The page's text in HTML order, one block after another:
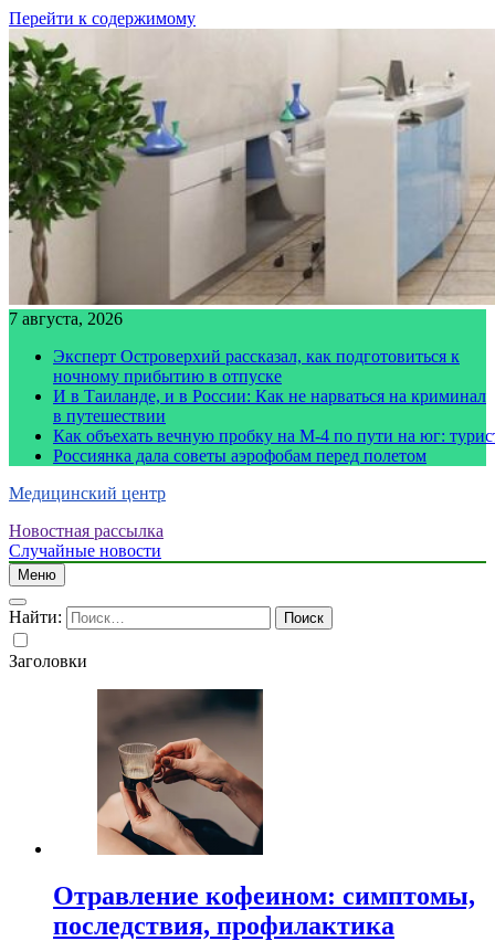
Перейти к содержимому
7 августа, 2026
Эксперт Островерхий рассказал, как подготовиться к
ночному прибытию в отпуске
И в Таиланде, и в России: Как не нарваться на криминал
в путешествии
Как объехать вечную пробку на М-4 по пути на юг:
Россиянка дала советы аэрофобам перед полетом
Медицинский центр
Новостная рассылка
Случайные новости
Меню
Найти:
Заголовки
Отравление кофеином: симптомы,
последствия, профилактика